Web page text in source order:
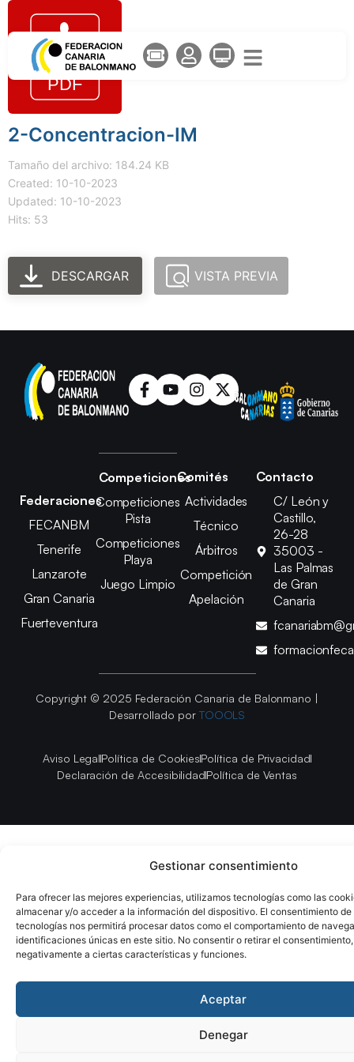
Gestionar consentimiento
Para ofrecer las mejores experiencias, utilizamos tecnologías como las
almacenar y/o acceder a la información del dispositivo. El consentimiento de
tecnologías nos permitirá procesar datos como el comportamiento de
identificaciones únicas en este sitio. No consentir o retirar el
negativamente a ciertas características y funciones.
Aceptar
Denegar
2-Concentracion-IM
Tamaño del archivo: 184.24 KB
Created: 10-10-2023
Updated: 10-10-2023
Hits: 53
DESCARGAR VISTA PREVIA
Federaciones
FECANBM
Tenerife
Lanzarote
Gran Canaria
Fuerteventura
Competiciones
Competiciones
Pista
Competiciones
Playa
Juego Limpio
Comités
Actividades
Técnico
Árbitros
Competición
Apelación
Contacto
C/ León y
Castillo,
26-28
35003 -
Las Palmas
de Gran
Canaria
Copyright © 2025 Federación Canaria de Balonmano |
Desarrollado por TOOOLS
Aviso LegalPolítica de CookiesPolítica de Privacidad
Declaración de AccesibilidadPolítica de Ventas